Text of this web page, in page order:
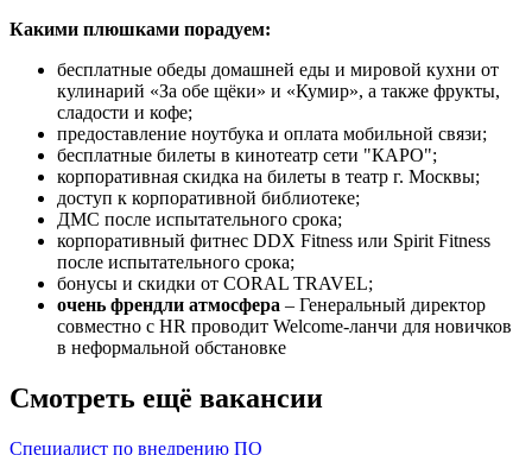
Какими плюшками порадуем:
бесплатные обеды домашней еды и мировой кухни от
кулинарий «За обе щёки» и «Кумир», а также фрукты,
сладости и кофе;
предоставление ноутбука и оплата мобильной связи;
бесплатные билеты в кинотеатр сети "КАРО";
корпоративная скидка на билеты в театр г. Москвы;
доступ к корпоративной библиотеке;
ДМС после испытательного срока;
корпоративный фитнес DDX Fitness или Spirit Fitness
после испытательного срока;
бонусы и скидки от CORAL TRAVEL;
очень френдли атмосфера – Генеральный директор
совместно с HR проводит Welcome-ланчи для новичков
в неформальной обстановке
Смотреть ещё вакансии
Специалист по внедрению ПО